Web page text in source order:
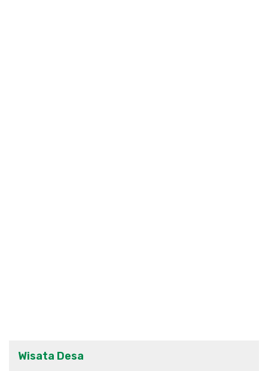
Wisata Desa